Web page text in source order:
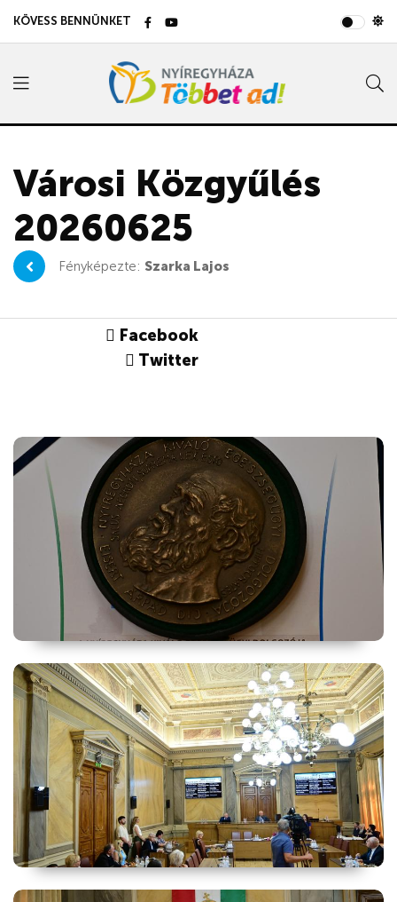
KÖVESS BENNÜNKET
Városi Közgyűlés
20260625
Fényképezte: Szarka Lajos
Facebook
Twitter